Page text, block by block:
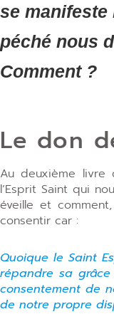
se manifeste
péché nous
Comment ?
Le don
Au deuxième livre
l’Esprit Saint qui
éveille et
consentir car :
Quoique le Saint
répandre sa
consentement de
de notre propre